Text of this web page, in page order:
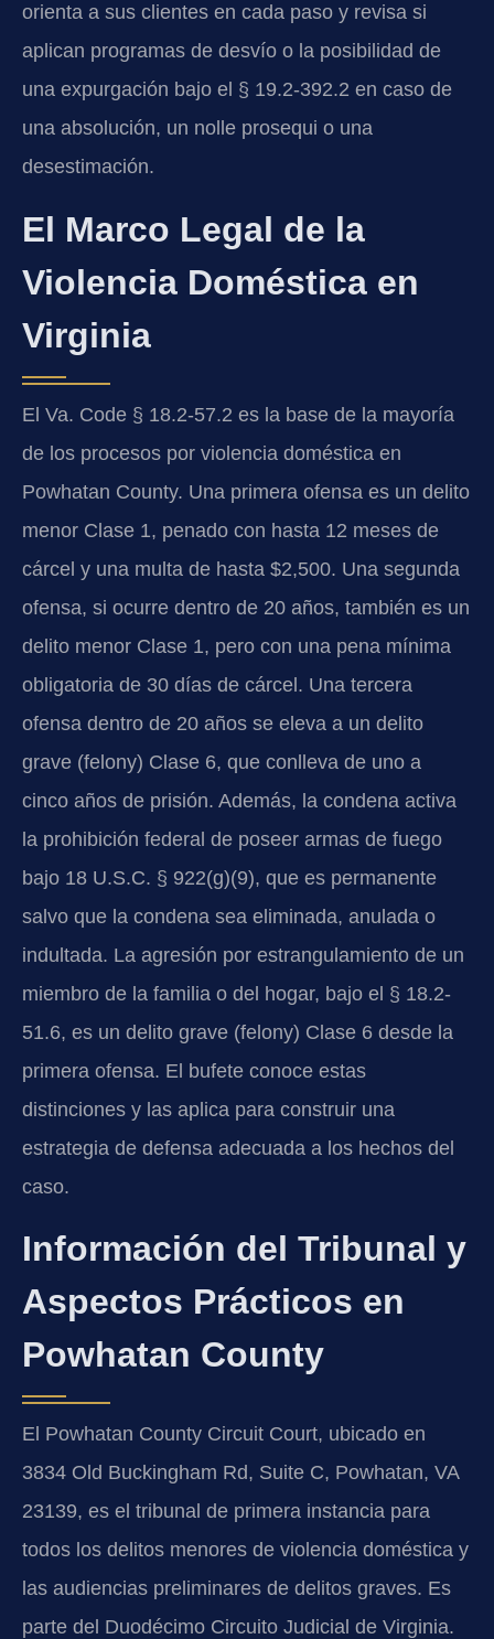
orienta a sus clientes en cada paso y revisa si
aplican programas de desvío o la posibilidad de
una expurgación bajo el § 19.2-392.2 en caso de
una absolución, un nolle prosequi o una
desestimación.
El Marco Legal de la
Violencia Doméstica en
Virginia
El Va. Code § 18.2-57.2 es la base de la mayoría
de los procesos por violencia doméstica en
Powhatan County. Una primera ofensa es un delito
menor Clase 1, penado con hasta 12 meses de
cárcel y una multa de hasta $2,500. Una segunda
ofensa, si ocurre dentro de 20 años, también es un
delito menor Clase 1, pero con una pena mínima
obligatoria de 30 días de cárcel. Una tercera
ofensa dentro de 20 años se eleva a un delito
grave (felony) Clase 6, que conlleva de uno a
cinco años de prisión. Además, la condena activa
la prohibición federal de poseer armas de fuego
bajo 18 U.S.C. § 922(g)(9), que es permanente
salvo que la condena sea eliminada, anulada o
indultada. La agresión por estrangulamiento de un
miembro de la familia o del hogar, bajo el § 18.2-
51.6, es un delito grave (felony) Clase 6 desde la
primera ofensa. El bufete conoce estas
distinciones y las aplica para construir una
estrategia de defensa adecuada a los hechos del
caso.
Información del Tribunal y
Aspectos Prácticos en
Powhatan County
El Powhatan County Circuit Court, ubicado en
3834 Old Buckingham Rd, Suite C, Powhatan, VA
23139, es el tribunal de primera instancia para
todos los delitos menores de violencia doméstica y
las audiencias preliminares de delitos graves. Es
parte del Duodécimo Circuito Judicial de Virginia.